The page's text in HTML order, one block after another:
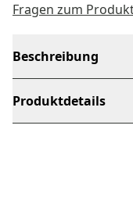
Fragen zum
Beschreibung
Produktdetails